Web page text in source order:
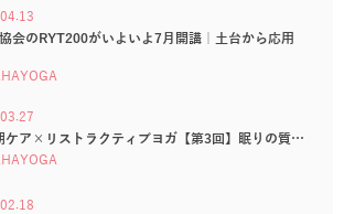
会のRYT200がいよいよ7月開講｜土台から応用
ケア×リストラクティブヨガ【第3回】眠りの質…